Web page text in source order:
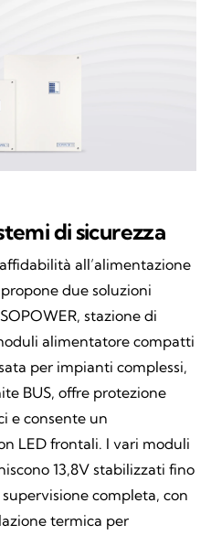
di sicurezza
all’alimentazione
due soluzioni
stazione di
alimentatore compatti
per impianti complessi,
BUS, offre protezione
e consente un
LED frontali. I vari moduli
13,8V stabilizzati fino
completa, con
termica per